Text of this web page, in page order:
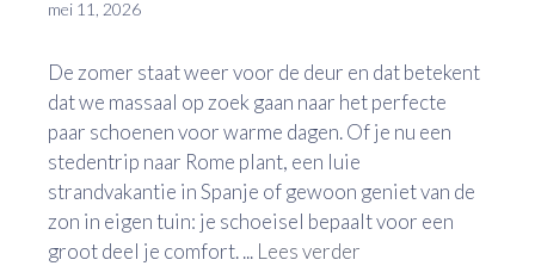
mei 11, 2026
De zomer staat weer voor de deur en dat betekent
dat we massaal op zoek gaan naar het perfecte
paar schoenen voor warme dagen. Of je nu een
stedentrip naar Rome plant, een luie
strandvakantie in Spanje of gewoon geniet van de
zon in eigen tuin: je schoeisel bepaalt voor een
groot deel je comfort. ... Lees verder